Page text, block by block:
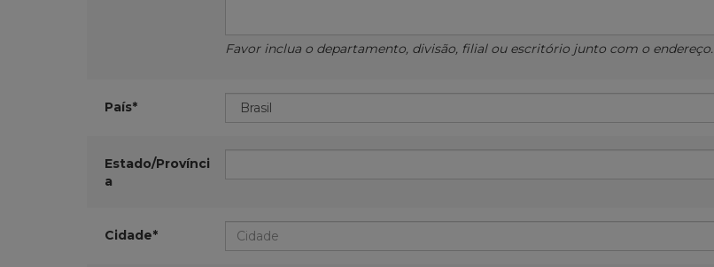
Favor inclua o departamento, divisão, filial ou escritório junto com o endereço.
País*
Estado/Provínci
a
Cidade*